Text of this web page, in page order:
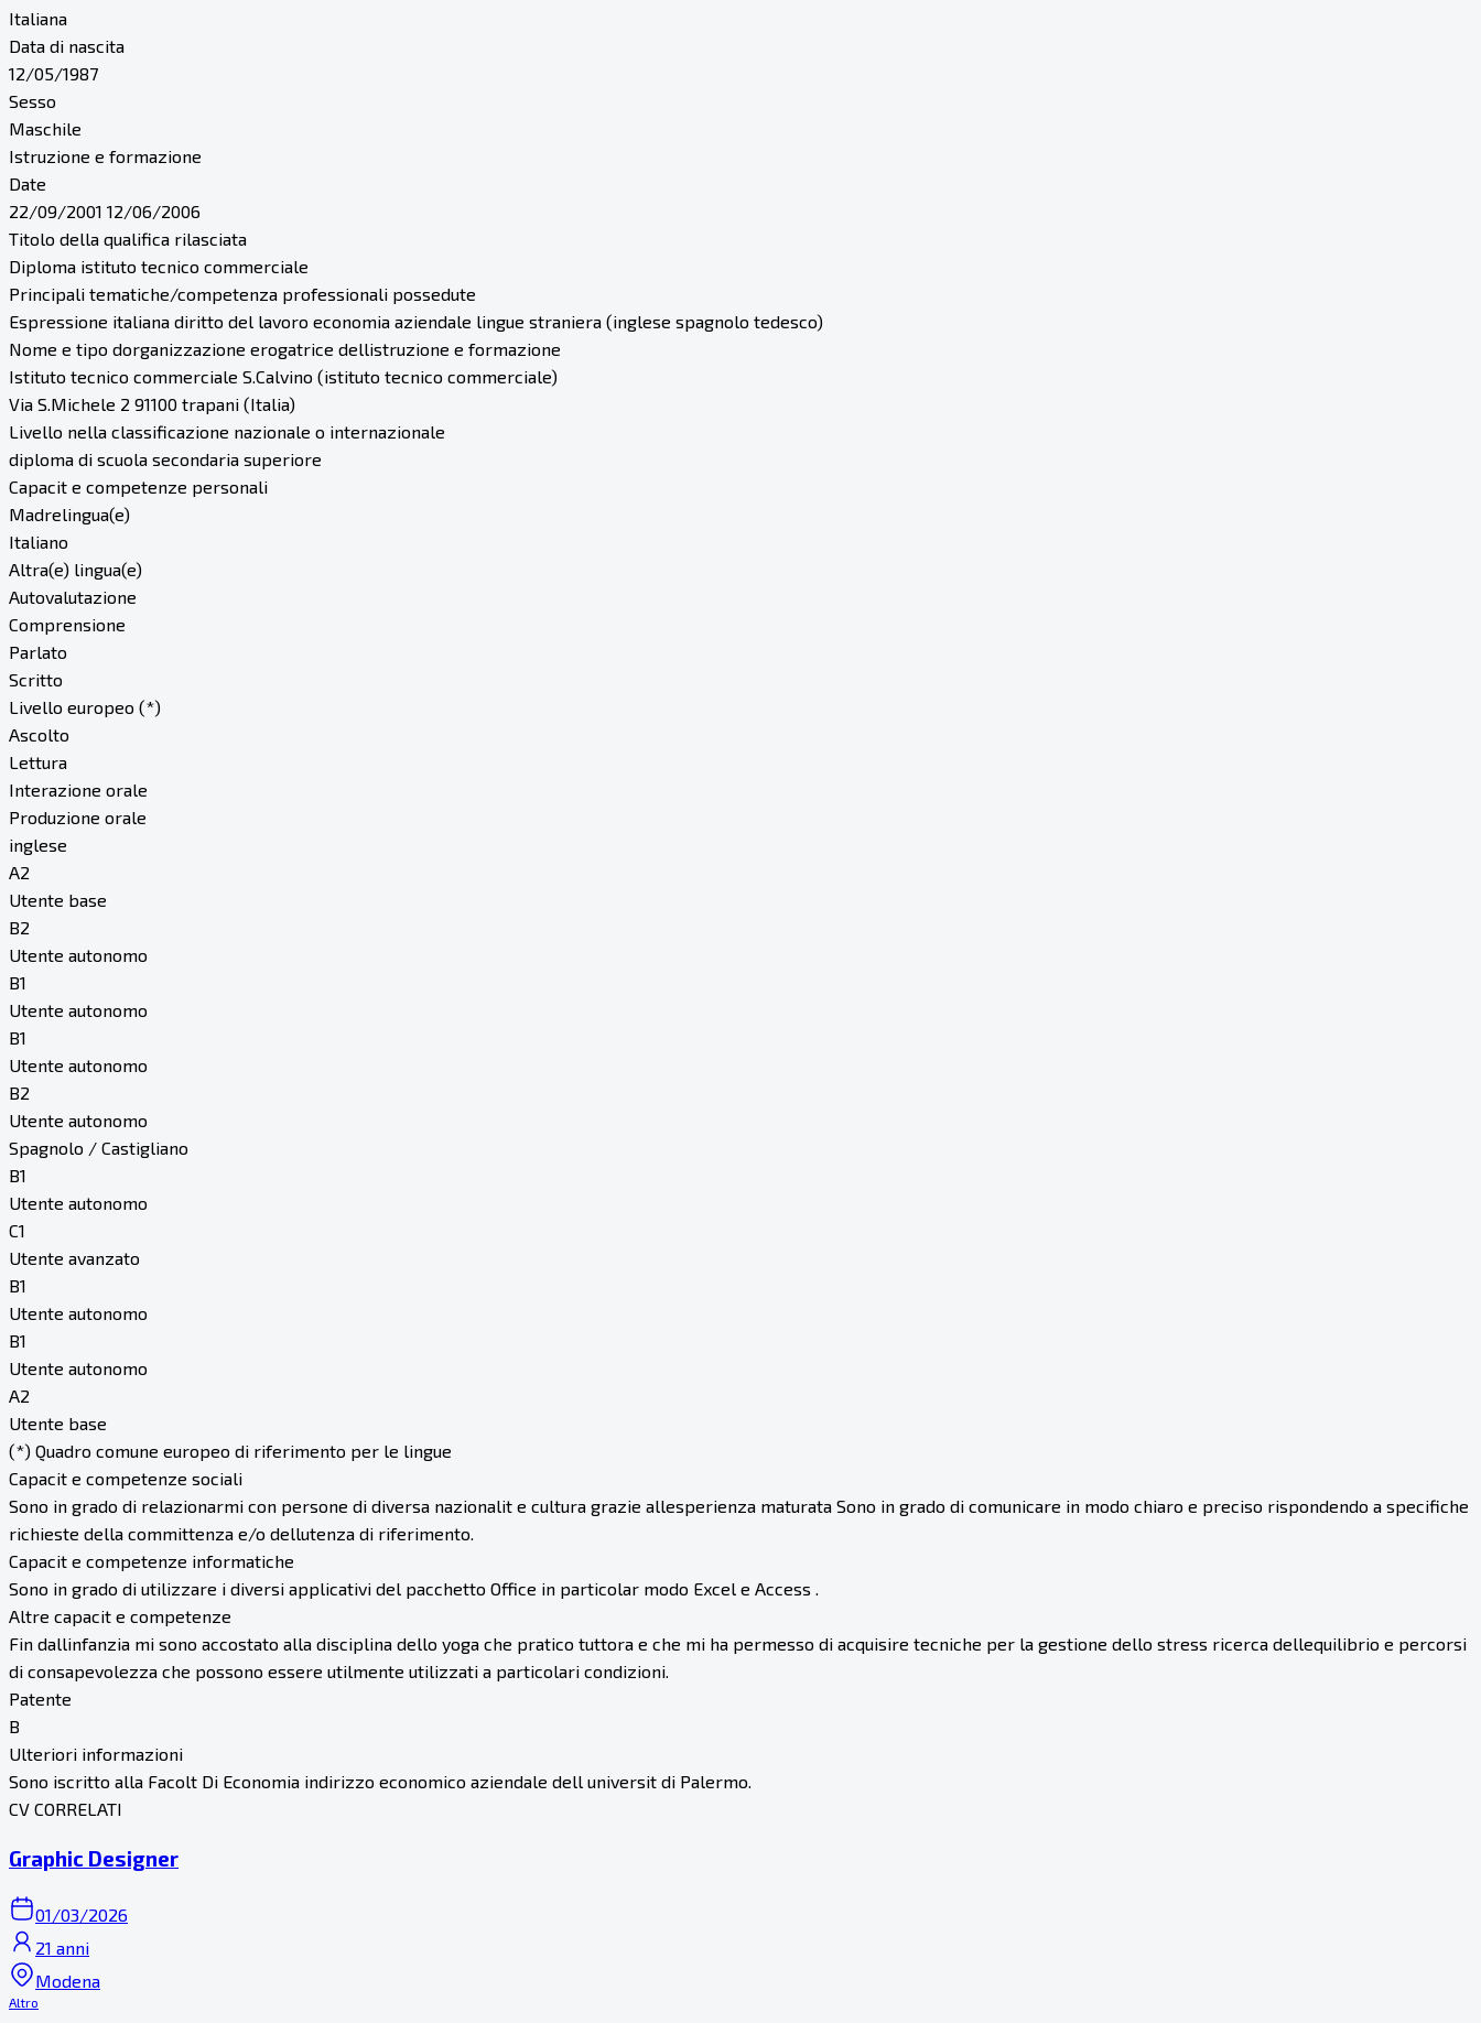
Italiana
Data di nascita
12/05/1987
Sesso
Maschile
Istruzione e formazione
Date
22/09/2001 12/06/2006
Titolo della qualifica rilasciata
Diploma istituto tecnico commerciale
Principali tematiche/competenza professionali possedute
Espressione italiana diritto del lavoro economia aziendale lingue straniera (inglese spagnolo tedesco)
Nome e tipo dorganizzazione erogatrice dellistruzione e formazione
Istituto tecnico commerciale S.Calvino (istituto tecnico commerciale)
Via S.Michele 2 91100 trapani (Italia)
Livello nella classificazione nazionale o internazionale
diploma di scuola secondaria superiore
Capacit e competenze personali
Madrelingua(e)
Italiano
Altra(e) lingua(e)
Autovalutazione
Comprensione
Parlato
Scritto
Livello europeo (*)
Ascolto
Lettura
Interazione orale
Produzione orale
inglese
A2
Utente base
B2
Utente autonomo
B1
Utente autonomo
B1
Utente autonomo
B2
Utente autonomo
Spagnolo / Castigliano
B1
Utente autonomo
C1
Utente avanzato
B1
Utente autonomo
B1
Utente autonomo
A2
Utente base
(*) Quadro comune europeo di riferimento per le lingue
Capacit e competenze sociali
Sono in grado di relazionarmi con persone di diversa nazionalit e cultura grazie allesperienza maturata Sono in grado di comunicare in modo chiaro e preciso rispondendo a specifiche
richieste della committenza e/o dellutenza di riferimento.
Capacit e competenze informatiche
Sono in grado di utilizzare i diversi applicativi del pacchetto Office in particolar modo Excel e Access .
Altre capacit e competenze
Fin dallinfanzia mi sono accostato alla disciplina dello yoga che pratico tuttora e che mi ha permesso di acquisire tecniche per la gestione dello stress ricerca dellequilibrio e percorsi
di consapevolezza che possono essere utilmente utilizzati a particolari condizioni.
Patente
B
Ulteriori informazioni
Sono iscritto alla Facolt Di Economia indirizzo economico aziendale dell universit di Palermo.
CV CORRELATI
Graphic Designer
01/03/2026
21 anni
Modena
Altro